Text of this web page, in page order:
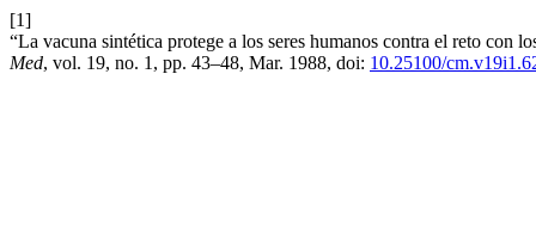
[1]
“La vacuna sintética protege a los seres humanos contra el reto con
Med, vol. 19, no. 1, pp. 43–48, Mar. 1988, doi: 10.25100/